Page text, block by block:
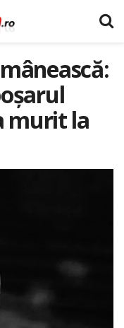
murit la